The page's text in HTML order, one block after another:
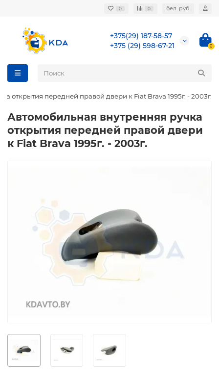
0 0 бел. руб.
+375(29) 187-58-57
+375 (29) 598-67-21
0
открытия передней правой двери к Fiat Brava 1995г. - 2003г.
Автомобильная внутренняя ручка
открытия передней правой двери
к Fiat Brava 1995г. - 2003г.